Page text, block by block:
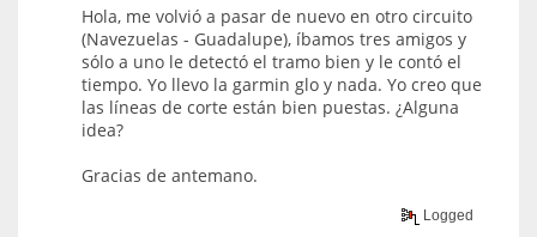
Hola, me volvió a pasar de nuevo en otro circuito
(Navezuelas - Guadalupe), íbamos tres amigos y
sólo a uno le detectó el tramo bien y le contó el
tiempo. Yo llevo la garmin glo y nada. Yo creo que
las líneas de corte están bien puestas. ¿Alguna
idea?
Gracias de antemano.
Logged